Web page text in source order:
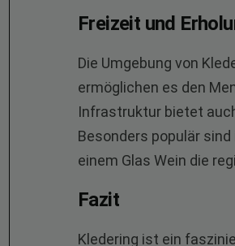
Freizeit und
Die Umgebung von
ermöglichen es den
Infrastruktur bietet
Besonders populär
einem Glas Wein die
Fazit
Kledering ist ein